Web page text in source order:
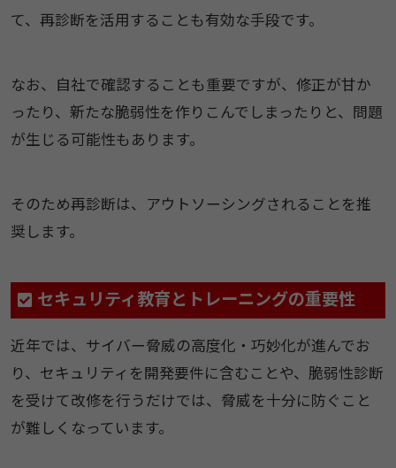
て、再診断を活用することも有効な手段です。
なお、自社で確認することも重要ですが、修正が甘か
ったり、新たな脆弱性を作りこんでしまったりと、問題
が生じる可能性もあります。
そのため再診断は、アウトソーシングされることを推
奨します。
セキュリティ教育とトレーニングの重要性
近年では、サイバー脅威の高度化・巧妙化が進んでお
り、セキュリティを開発要件に含むことや、脆弱性診断
を受けて改修を行うだけでは、脅威を十分に防ぐこと
が難しくなっています。